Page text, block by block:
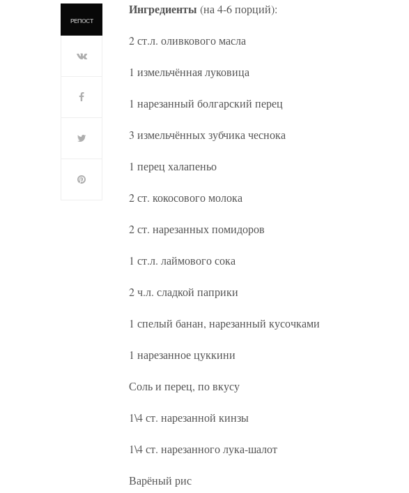
РЕПОСТ
Ингредиенты (на 4-6 порций):
2 ст.л. оливкового масла
1 измельчённая луковица
1 нарезанный болгарский перец
3 измельчённых зубчика чеснока
1 перец халапеньо
2 ст. кокосового молока
2 ст. нарезанных помидоров
1 ст.л. лаймового сока
2 ч.л. сладкой паприки
1 спелый банан, нарезанный кусочками
1 нарезанное цуккини
Соль и перец, по вкусу
1\4 ст. нарезанной кинзы
1\4 ст. нарезанного лука-шалот
Варёный рис